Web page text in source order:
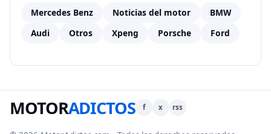
Mercedes Benz Noticias del motor
BMW
Audi
Otros Xpeng Porsche Ford
MOTORADICTOS f x rss